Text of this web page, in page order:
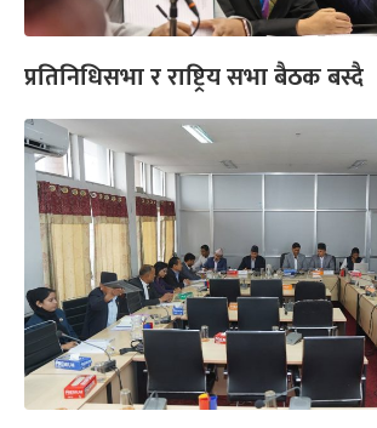
प्रतिनिधिसभा र राष्ट्रिय सभा बैठक बस्दै